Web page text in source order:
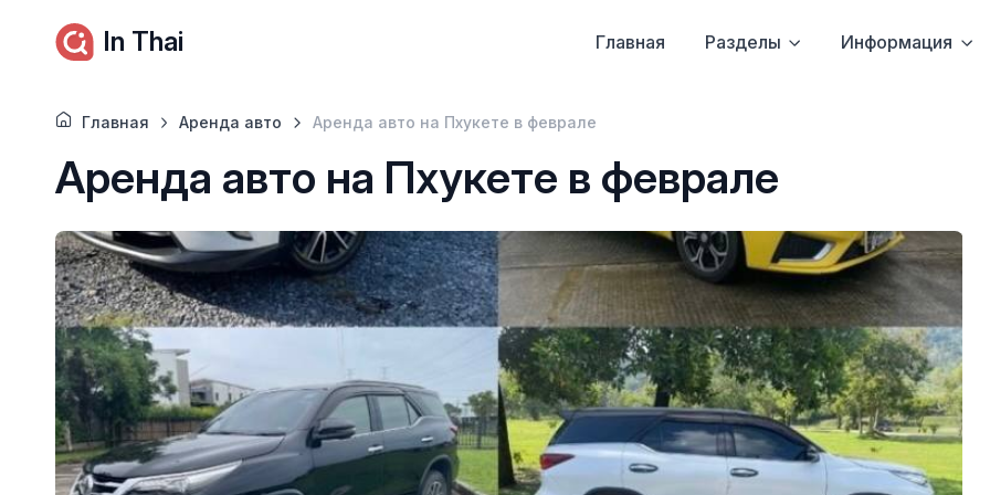
In Thai Главная Разделы Информация
Главная Аренда авто Аренда авто на Пхукете в феврале
Аренда авто на Пхукете в феврале